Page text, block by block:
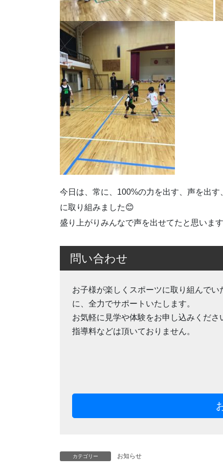
今日は、常に、100%の力を出す、声を出
に取り組みました😊
盛り上がりみんなで声を出せてたと思います
問い合わせ
お子様が楽しくスポーツに取り組んでい
に、全力でサポートいたします。
お気軽に見学や体験をお申し込みくださ
指導料などは頂いておりません。
カテゴリー お知らせ